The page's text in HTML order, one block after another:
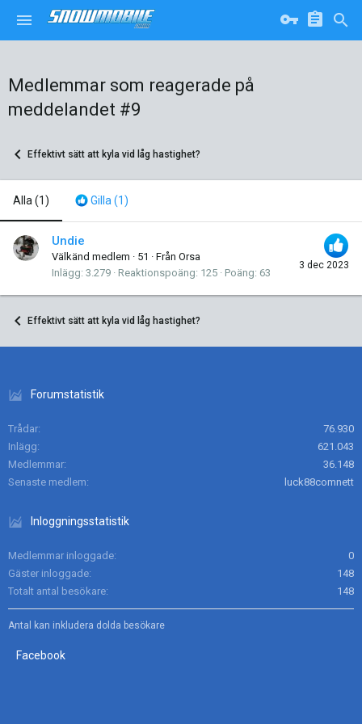
Medlemmar som reagerade på
meddelandet #9
Effektivt sätt att kyla vid låg hastighet?
Alla (1) Gilla (1)
3 dec 2023
Undie
Välkänd medlem · 51 · Från Orsa
Inlägg 3.279 Reaktionspoäng 125 Poäng 63
Effektivt sätt att kyla vid låg hastighet?
Forumstatistik
Trådar
76.930
Inlägg
621.043
Medlemmar
36.148
Senaste medlem
luck88comnett
Inloggningsstatistik
Medlemmar inloggade
0
Gäster inloggade
148
Totalt antal besökare
148
Antal kan inkludera dolda besökare
Facebook